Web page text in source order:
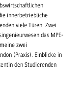
innerbetriebliche
viele Türen. Zwei
das MPE-
zwei
(Praxis). Einblicke in
den Studierenden